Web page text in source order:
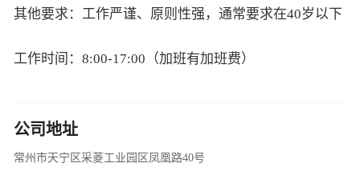
其他要求：工作严谨、原则性强，通常要求在40岁以下
工作时间：8:00-17:00（加班有加班费）
公司地址
常州市天宁区采菱工业园区凤凰路40号